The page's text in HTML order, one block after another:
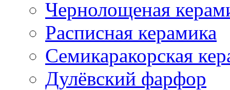
Чернолощеная
Расписная керамика
Семикаракорская
Дулёвский фарфор